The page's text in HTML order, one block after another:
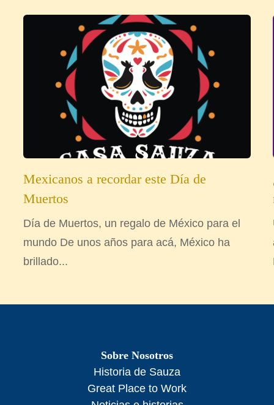
Mexicanos a recordar este Día de
Muertos
Día de Muertos, un regalo de México para el
mundo De unos años para acá, México ha
brillado...
Sobre Nosotros
Historia de Sauza
Great Place to Work